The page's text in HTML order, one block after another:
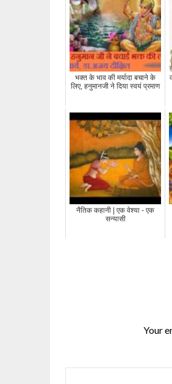
भक्त के भाव की मर्यादा बचाने के
लिए, हनुमानजी ने दिया स्वयं प्रमाण
नैतिक कहानी | एक वेश्या - एक
सन्यासी
Your